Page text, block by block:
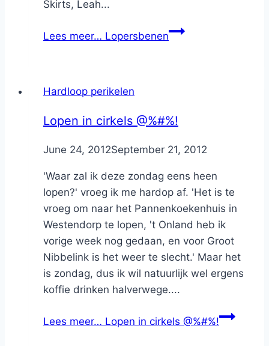
Skirts, Leah...
Lees meer… Lopersbenen
Hardloop perikelen
Lopen in cirkels @%#%!
ByNicole
June 24, 2012September 21, 2012
'Waar zal ik deze zondag eens heen
lopen?' vroeg ik me hardop af. 'Het is te
vroeg om naar het Pannenkoekenhuis in
Westendorp te lopen, 't Onland heb ik
vorige week nog gedaan, en voor Groot
Nibbelink is het weer te slecht.' Maar het
is zondag, dus ik wil natuurlijk wel ergens
koffie drinken halverwege....
Lees meer… Lopen in cirkels @%#%!